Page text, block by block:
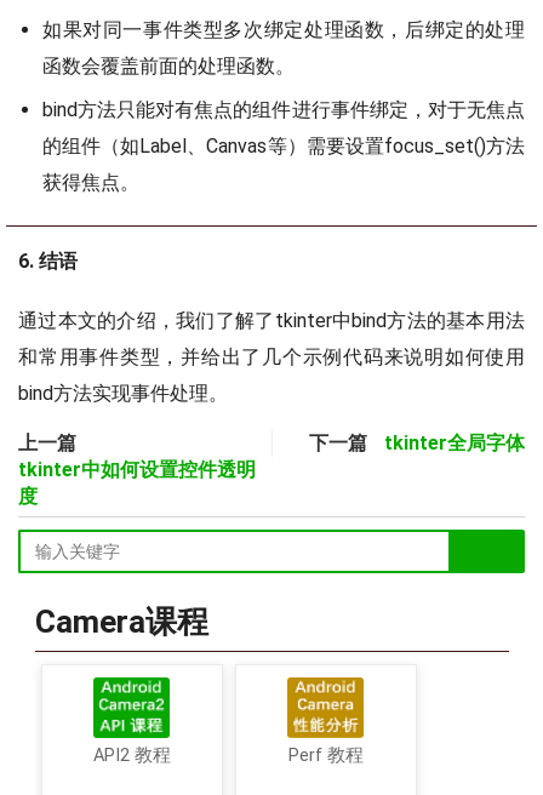
如果对同一事件类型多次绑定处理函数，后绑定的处理
函数会覆盖前面的处理函数。
bind方法只能对有焦点的组件进行事件绑定，对于无焦点
的组件（如Label、Canvas等）需要设置focus_set()方法
获得焦点。
6. 结语
通过本文的介绍，我们了解了tkinter中bind方法的基本用法
和常用事件类型，并给出了几个示例代码来说明如何使用
bind方法实现事件处理。
上一篇
tkinter中如何设置控件透明
度
下一篇 tkinter全局字体
Camera课程
API2 教程 Perf 教程